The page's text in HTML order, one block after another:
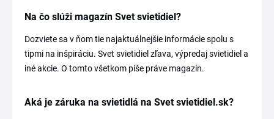
Na čo slúži magazín Svet svietidiel?
Dozviete sa v ňom tie najaktuálnejšie informácie spolu s
tipmi na inšpiráciu. Svet svietidiel zľava, výpredaj svietidiel a
iné akcie. O tomto všetkom píše práve magazín.
Aká je záruka na svietidlá na Svet svietidiel.sk?